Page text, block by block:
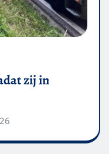
zij in